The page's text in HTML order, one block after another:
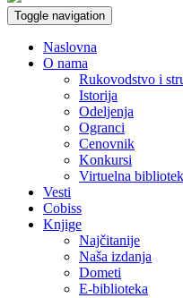
Toggle navigation
Naslovna
O nama
Rukovodstvo i
Istorija
Odeljenja
Ogranci
Cenovnik
Konkursi
Virtuelna
Vesti
Cobiss
Knjige
Najčitanije
Naša izdanja
Dometi
E-biblioteka